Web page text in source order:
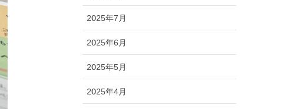
2025年7月
2025年6月
2025年5月
2025年4月